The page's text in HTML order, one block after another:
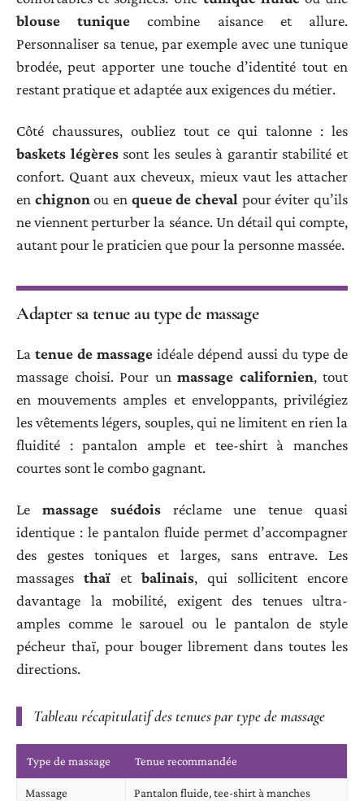
blouse tunique combine aisance et allure.
Personnaliser sa tenue, par exemple avec une tunique
brodée, peut apporter une touche d’identité tout en
restant pratique et adaptée aux exigences du métier.
Côté chaussures, oubliez tout ce qui talonne : les
baskets légèressont les seules à garantir stabilité et
confort. Quant aux cheveux, mieux vaut les attacher
en chignon ou en queue de cheval pour éviter qu’ils
ne viennent perturber la séance. Un détail qui compte,
autant pour le praticien que pour la personne massée.
Adapter sa tenue au type de massage
La tenue de massage idéale dépend aussi du type de
massage choisi. Pour un massage californien, tout
en mouvements amples et enveloppants, privilégiez
les vêtements légers, souples, qui ne limitent en rien la
fluidité : pantalon ample et tee-shirt à manches
courtes sont le combo gagnant.
Le massage suédoisréclame une tenue quasi
identique : le pantalon fluide permet d’accompagner
des gestes toniques et larges, sans entrave. Les
massages thaï et balinais, qui sollicitent encore
davantage la mobilité, exigent des tenues ultra-
amples comme le sarouel ou le pantalon de style
pécheur thaï, pour bouger librement dans toutes les
directions.
Tableau récapitulatif des tenues par type de massage
Type de massage Tenue recommandée
Massage
Pantalon fluide, tee-shirt à manches